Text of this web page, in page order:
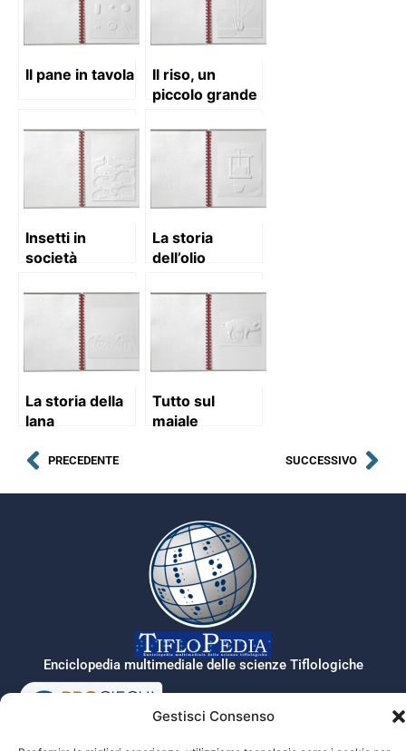
Gestisci Consenso
Il pane in tavola
Il riso, un
piccolo grande
Insetti in
società
La storia
dell’olio
La storia della
lana
Tutto sul
maiale
PRECEDENTE SUCCESSIVO
Enciclopedia multimediale delle scienze Tiflologiche